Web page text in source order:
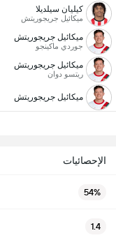
كيليان سيلديلا
ميكائيل جريجوريتش
ميكائيل جريجوريتش
جوردي ماكينجو
ميكائيل جريجوريتش
ريتسو دوان
ميكائيل جريجوريتش
الإحصائيات
54%
1.4